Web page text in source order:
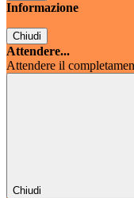
Informazione
Chiudi
Attendere...
Attendere il
Chiudi